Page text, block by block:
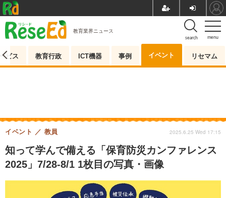
menu
search
教育業界ニュース
ビス 教育行政 ICT機器 事例 イベント リセマム
知って学んで備える「保育防災カンファレンス
2025」7/28-8/1 1枚目の写真・画像
イベント 教員 2025.6.25 Wed 17:15